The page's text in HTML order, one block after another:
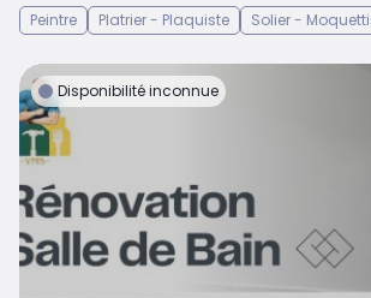
Peintre
Platrier - Plaquiste Solier -
Disponibilité inconnue